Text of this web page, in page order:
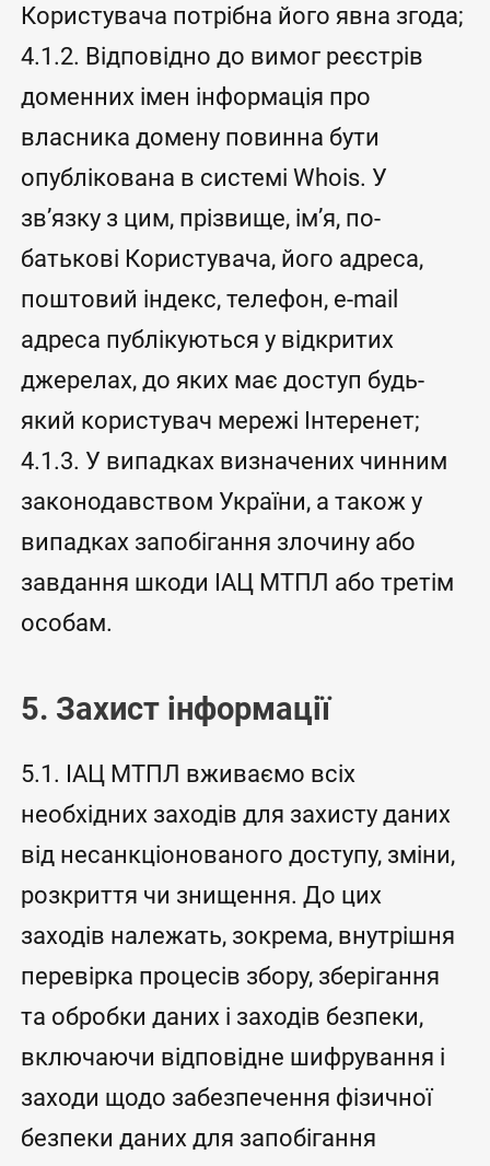
Користувача потрібна його явна згода;
4.1.2. Відповідно до вимог реєстрів
доменних імен інформація про
власника домену повинна бути
опублікована в системі Whois. У
зв’язку з цим, прізвище, ім’я, по-
батькові Користувача, його адреса,
поштовий індекс, телефон, e-mail
адреса публікуються у відкритих
джерелах, до яких має доступ будь-
який користувач мережі Інтеренет;
4.1.3. У випадках визначених чинним
законодавством України, а також у
випадках запобігання злочину або
завдання шкоди ІАЦ МТПЛ або третім
особам.
5. Захист інформації
5.1. ІАЦ МТПЛ вживаємо всіх
необхідних заходів для захисту даних
від несанкціонованого доступу, зміни,
розкриття чи знищення. До цих
заходів належать, зокрема, внутрішня
перевірка процесів збору, зберігання
та обробки даних і заходів безпеки,
включаючи відповідне шифрування і
заходи щодо забезпечення фізичної
безпеки даних для запобігання